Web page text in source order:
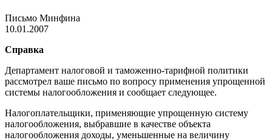
Письмо Минфина
10.01.2007
Справка
Департамент налоговой и таможенно-тарифной политики
рассмотрел ваше письмо по вопросу применения упрощенной
системы налогообложения и сообщает следующее.
Налогоплательщики, применяющие упрощенную систему
налогообложения, выбравшие в качестве объекта
налогообложения доходы, уменьшенные на величину